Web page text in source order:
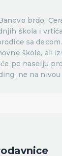
brdo,
škola i
sa
škole, ali
po naselju
ne na